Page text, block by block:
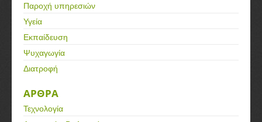
Παροχή υπηρεσιών
Υγεία
Εκπαίδευση
Ψυχαγωγία
Διατροφή
ΑΡΘΡΑ
Τεχνολογία